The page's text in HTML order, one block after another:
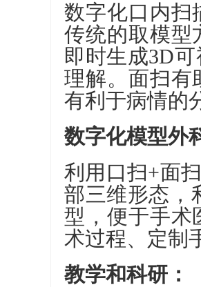
数字化口内扫
传统的取模型
即时生成3D
理解。面扫有
有利于病情的
数字化模型外
利用口扫+面
部三维形态，
型，便于手术
术过程、定制
教学和科研：